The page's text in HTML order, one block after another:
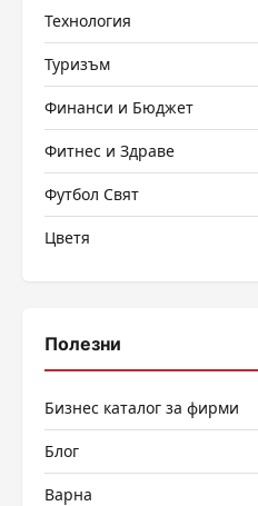
Технология
Туризъм
Финанси и Бюджет
Фитнес и Здраве
Футбол Свят
Цветя
Полезни
Бизнес каталог за фирми
Блог
Варна